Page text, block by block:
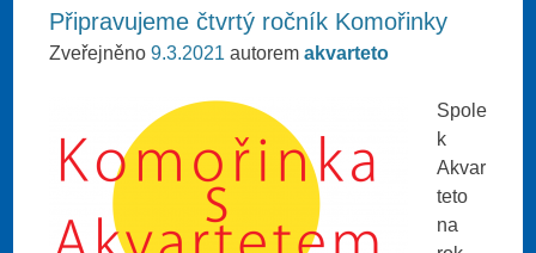
Připravujeme čtvrtý ročník Komořinky
Zveřejněno9.3.2021 autoremakvarteto
Spole
k
Akvar
teto
na